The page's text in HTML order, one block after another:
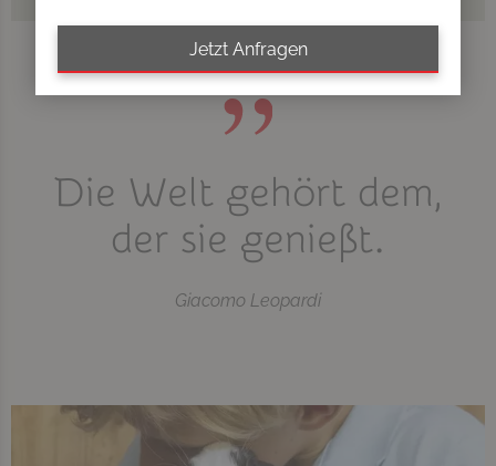
Die Welt gehört dem,
der sie genießt.
Giacomo Leopardi
Jetzt Anfragen